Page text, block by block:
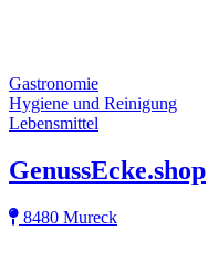
Gastronomie
Hygiene und Reinigung
Lebensmittel
GenussEcke.shop
8480 Mureck